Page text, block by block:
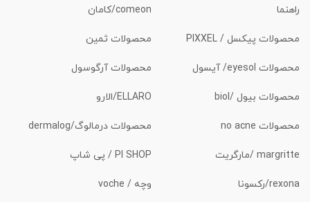
راهنما comeon/کامان
محصولات پیکسل / PIXXEL محصولات ثمین
محصولات eyesol/ آیسول محصولات آرگوسول
محصولات بیول /biol ELLARO/الارو
محصولات no acne محصولات درمالوگ/dermalog
margritte /مارگریت PI SHOP / پی شاپ
rexona/رکسونا وچه / voche